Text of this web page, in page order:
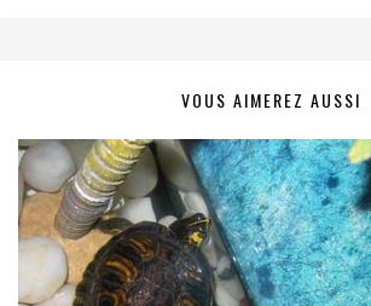
VOUS AIMEREZ AUSSI